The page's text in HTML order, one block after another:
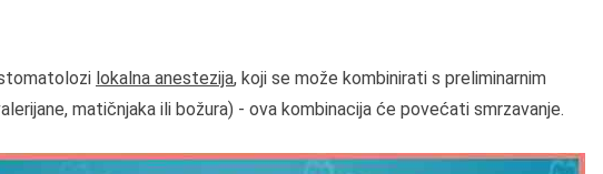
lokalna anestezija, koji se može kombinirati s preliminarnim
matičnjaka ili božura) - ova kombinacija će povećati smrzavanje.